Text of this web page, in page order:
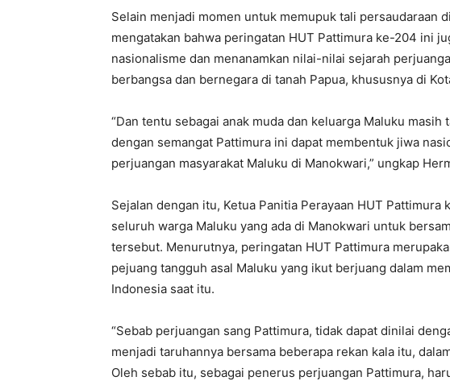
Selain menjadi momen untuk memupuk tali persaudaraan
mengatakan bahwa peringatan HUT Pattimura ke-204 ini
nasionalisme dan menanamkan nilai-nilai sejarah
berbangsa dan bernegara di tanah Papua, khususnya di
“Dan tentu sebagai anak muda dan keluarga Maluku
dengan semangat Pattimura ini dapat membentuk jiwa
perjuangan masyarakat Maluku di Manokwari,” ungkap
Sejalan dengan itu, Ketua Panitia Perayaan HUT Pattimura
seluruh warga Maluku yang ada di Manokwari untuk
tersebut. Menurutnya, peringatan HUT Pattimura
pejuang tangguh asal Maluku yang ikut berjuang dalam
Indonesia saat itu.
“Sebab perjuangan sang Pattimura, tidak dapat dinilai
menjadi taruhannya bersama beberapa rekan kala itu,
Oleh sebab itu, sebagai penerus perjuangan Pattimura,